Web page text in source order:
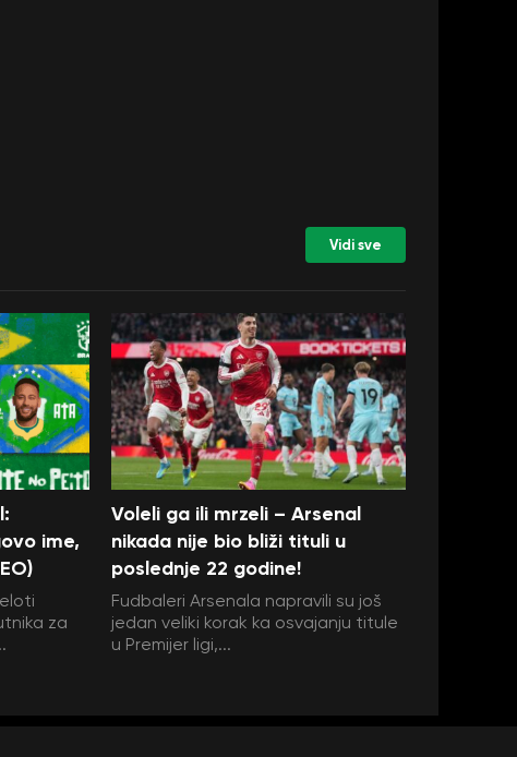
Vidi sve
ime,
za
Voleli ga ili mrzeli – Arsenal
nikada nije bio bliži tituli u
poslednje 22 godine!
Fudbaleri Arsenala napravili su još
jedan veliki korak ka osvajanju titule
u Premijer ligi,...